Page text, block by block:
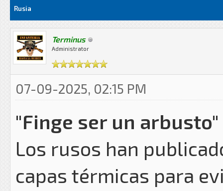
Rusia
Terminus
Administrator
07-09-2025, 02:15 PM
"Finge ser un arbusto"
Los rusos han
capas térmicas para